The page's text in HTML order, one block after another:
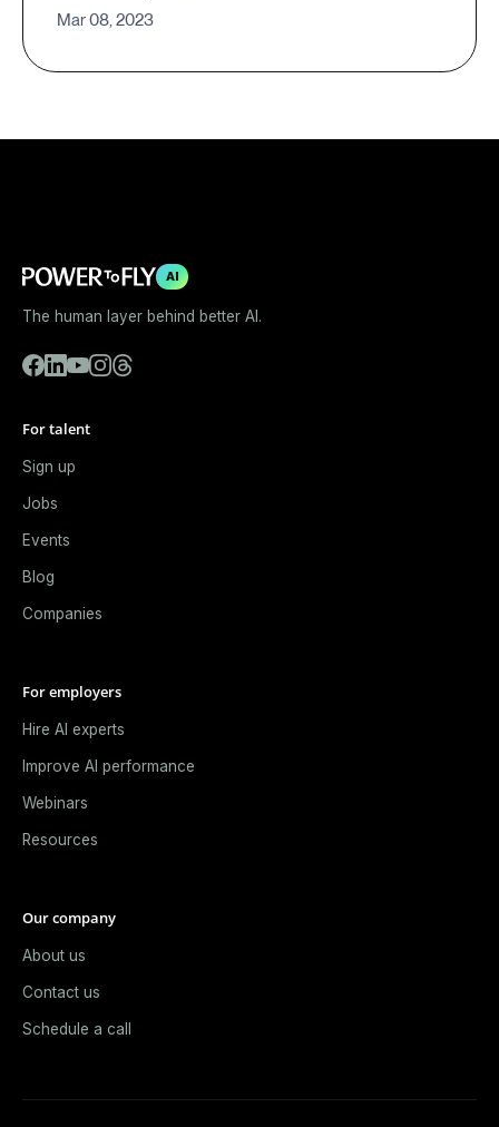
Mar 08, 2023
AI
The human layer behind better AI.
For talent
Sign up
Jobs
Events
Blog
Companies
For employers
Hire AI experts
Improve AI performance
Webinars
Resources
Our company
About us
Contact us
Schedule a call